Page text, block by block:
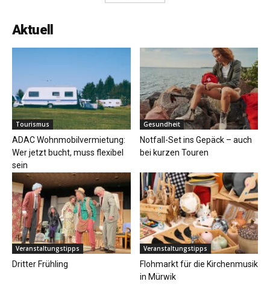
Aktuell
Tourismus
ADAC Wohnmobilvermietung:
Wer jetzt bucht, muss flexibel
sein
Gesundheit
Notfall-Set ins Gepäck – auch
bei kurzen Touren
Veranstaltungstipps
Dritter Frühling
Veranstaltungstipps
Flohmarkt für die Kirchenmusik
in Mürwik